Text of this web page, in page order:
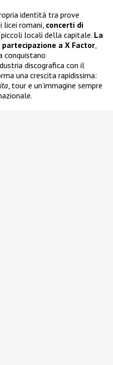
identità tra prove
licei romani, concerti di
locali della capitale. La
partecipazione a X Factor
conquistano
discografica con il
una crescita rapidissima:
, tour e un’immagine sempre